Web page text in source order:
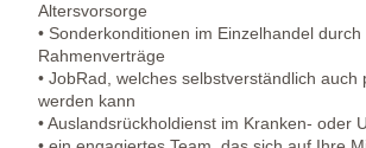
Altersvorsorge
• Sonderkonditionen im Einzelhandel durch
Rahmenverträge
• JobRad, welches selbstverständlich auch
werden kann
• Auslandsrückholdienst im Kranken- oder